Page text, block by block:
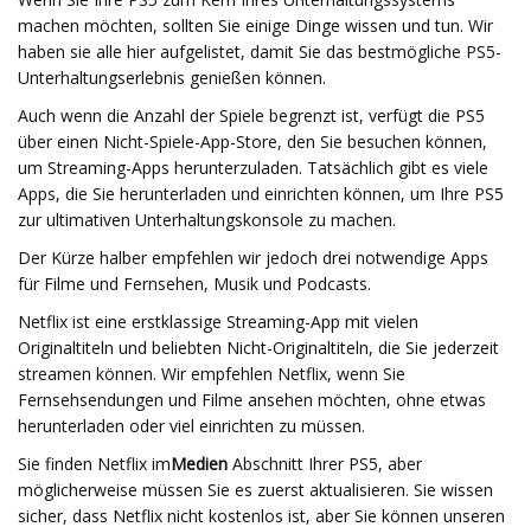
machen möchten, sollten Sie einige Dinge wissen und tun. Wir
haben sie alle hier aufgelistet, damit Sie das bestmögliche PS5-
Unterhaltungserlebnis genießen können.
Auch wenn die Anzahl der Spiele begrenzt ist, verfügt die PS5
über einen Nicht-Spiele-App-Store, den Sie besuchen können,
um Streaming-Apps herunterzuladen. Tatsächlich gibt es viele
Apps, die Sie herunterladen und einrichten können, um Ihre PS5
zur ultimativen Unterhaltungskonsole zu machen.
Der Kürze halber empfehlen wir jedoch drei notwendige Apps
für Filme und Fernsehen, Musik und Podcasts.
Netflix ist eine erstklassige Streaming-App mit vielen
Originaltiteln und beliebten Nicht-Originaltiteln, die Sie jederzeit
streamen können. Wir empfehlen Netflix, wenn Sie
Fernsehsendungen und Filme ansehen möchten, ohne etwas
herunterladen oder viel einrichten zu müssen.
Sie finden Netflix imMedien Abschnitt Ihrer PS5, aber
möglicherweise müssen Sie es zuerst aktualisieren. Sie wissen
sicher, dass Netflix nicht kostenlos ist, aber Sie können unseren